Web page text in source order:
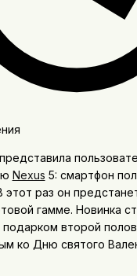
Nexus 5: смартфон
этот раз он
гамме. Новинка
второй
ко Дню святого